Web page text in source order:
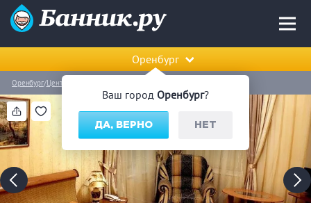
Ваш город Оренбург?
ДА, ВЕРНО НЕТ
Оренбург
Оренбург Центральный район